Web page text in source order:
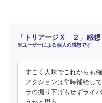
「トリアージＸ ２」感想
※ユーザーによる個人の感想です
すごく大味でこれからも
アクションは常時補給し
ラの掘り下げもせずライ